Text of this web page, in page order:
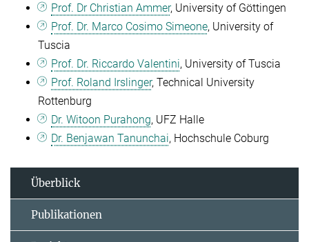
Prof. Dr Christian Ammer, University of Göttingen
Prof. Dr. Marco Cosimo Simeone, University of
Tuscia
Prof. Dr. Riccardo Valentini, University of Tuscia
Prof. Roland Irslinger, Technical University
Rottenburg
Dr. Witoon Purahong, UFZ Halle
Dr. Benjawan Tanunchai, Hochschule Coburg
Überblick
Publikationen